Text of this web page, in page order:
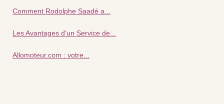
Comment Rodolphe Saadé a...
Les Avantages d'un Service de...
Allomoteur.com : votre...